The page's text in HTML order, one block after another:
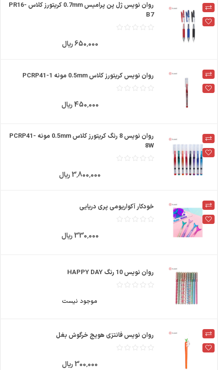
روان نویس ژل پن پرامیس 0.7mm کریتورز کلاس PR16-
B7
650٬000 ریال
روان نویس کریتورز کلاس 0.5mm مونه PCRP41-1
450٬000 ریال
روان نویس 8 رنگ کریتورز کلاس 0.5mm مونه PCRP41-
8W
3٬800٬000 ریال
خودکار آکواریومی پری دریایی
330٬000 ریال
روان نویس 10 رنگ HAPPY DAY
موجود نیست
روان نویس فانتزی هویج خرگوش بغل
300٬000 ریال